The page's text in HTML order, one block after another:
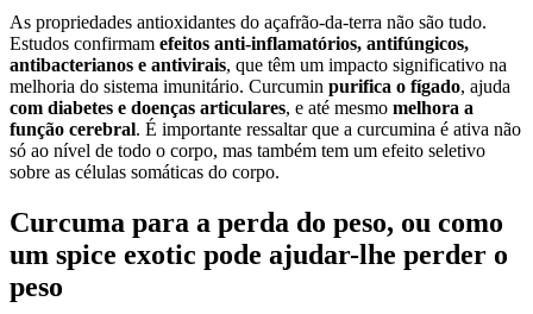
As propriedades antioxidantes do açafrão-da-terra não são tudo.
Estudos confirmam efeitos anti-inflamatórios, antifúngicos,
antibacterianos e antivirais, que têm um impacto significativo na
melhoria do sistema imunitário. Curcumin purifica o fígado, ajuda
com diabetes e doenças articulares, e até mesmo melhora a
função cerebral. É importante ressaltar que a curcumina é ativa não
só ao nível de todo o corpo, mas também tem um efeito seletivo
sobre as células somáticas do corpo.
Curcuma para a perda do peso, ou como
um spice exotic pode ajudar-lhe perder o
peso